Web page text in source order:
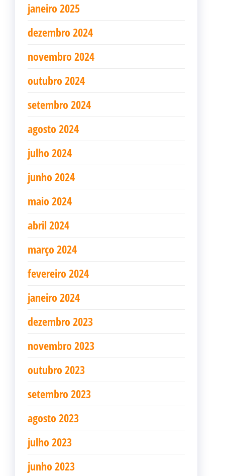
janeiro 2025
dezembro 2024
novembro 2024
outubro 2024
setembro 2024
agosto 2024
julho 2024
junho 2024
maio 2024
abril 2024
março 2024
fevereiro 2024
janeiro 2024
dezembro 2023
novembro 2023
outubro 2023
setembro 2023
agosto 2023
julho 2023
junho 2023